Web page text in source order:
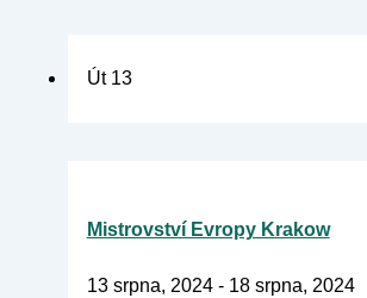
Út 13
Mistrovství Evropy Krakow
13 srpna, 2024- 18 srpna, 2024